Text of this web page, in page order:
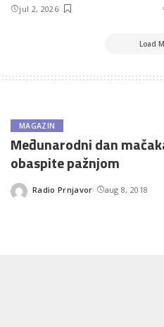
jul 2, 2026
Load
MAGAZIN
Međunarodni dan
obaspite pažnjom
Posted
Radio Prnjavor aug 8, 2018